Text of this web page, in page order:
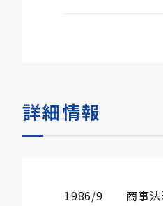
詳細情報
1986/9 商事法務